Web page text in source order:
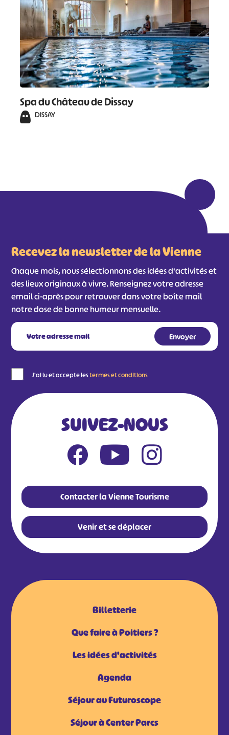
Spa du Château de Dissay
DISSAY
Recevez la newsletter de la Vienne
Chaque mois, nous sélectionnons des idées d'activités et
des lieux originaux à vivre. Renseignez votre adresse
email ci-après pour retrouver dans votre boîte mail
notre dose de bonne humeur mensuelle.
J'ai lu et accepte lestermes et conditions
SUIVEZ-NOUS
Contacter la Vienne Tourisme
Venir et se déplacer
Billetterie
Que faire à Poitiers ?
Les idées d'activités
Agenda
Séjour au Futuroscope
Séjour à Center Parcs